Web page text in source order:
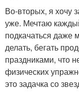
Во-вторых, я хочу
уже. Мечтаю
подкачаться даже
делать, бегать
праздниками, что
физических
это задачка со